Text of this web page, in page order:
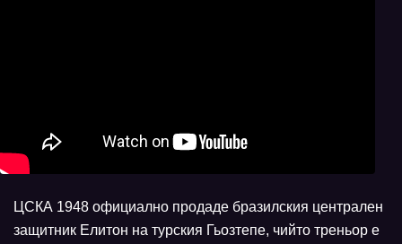
ЦСКА 1948 официално продаде бразилския централен
защитник Елитон на турския Гьозтепе, чийто треньор е